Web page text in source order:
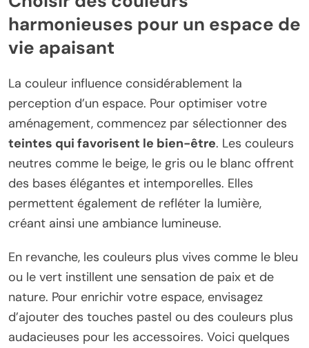
harmonieuses pour un espace de
vie apaisant
La couleur influence considérablement la
perception d’un espace. Pour optimiser votre
aménagement, commencez par sélectionner des
teintes qui favorisent le bien-être. Les couleurs
neutres comme le beige, le gris ou le blanc offrent
des bases élégantes et intemporelles. Elles
permettent également de refléter la lumière,
créant ainsi une ambiance lumineuse.
En revanche, les couleurs plus vives comme le bleu
ou le vert instillent une sensation de paix et de
nature. Pour enrichir votre espace, envisagez
d’ajouter des touches pastel ou des couleurs plus
audacieuses pour les accessoires. Voici quelques